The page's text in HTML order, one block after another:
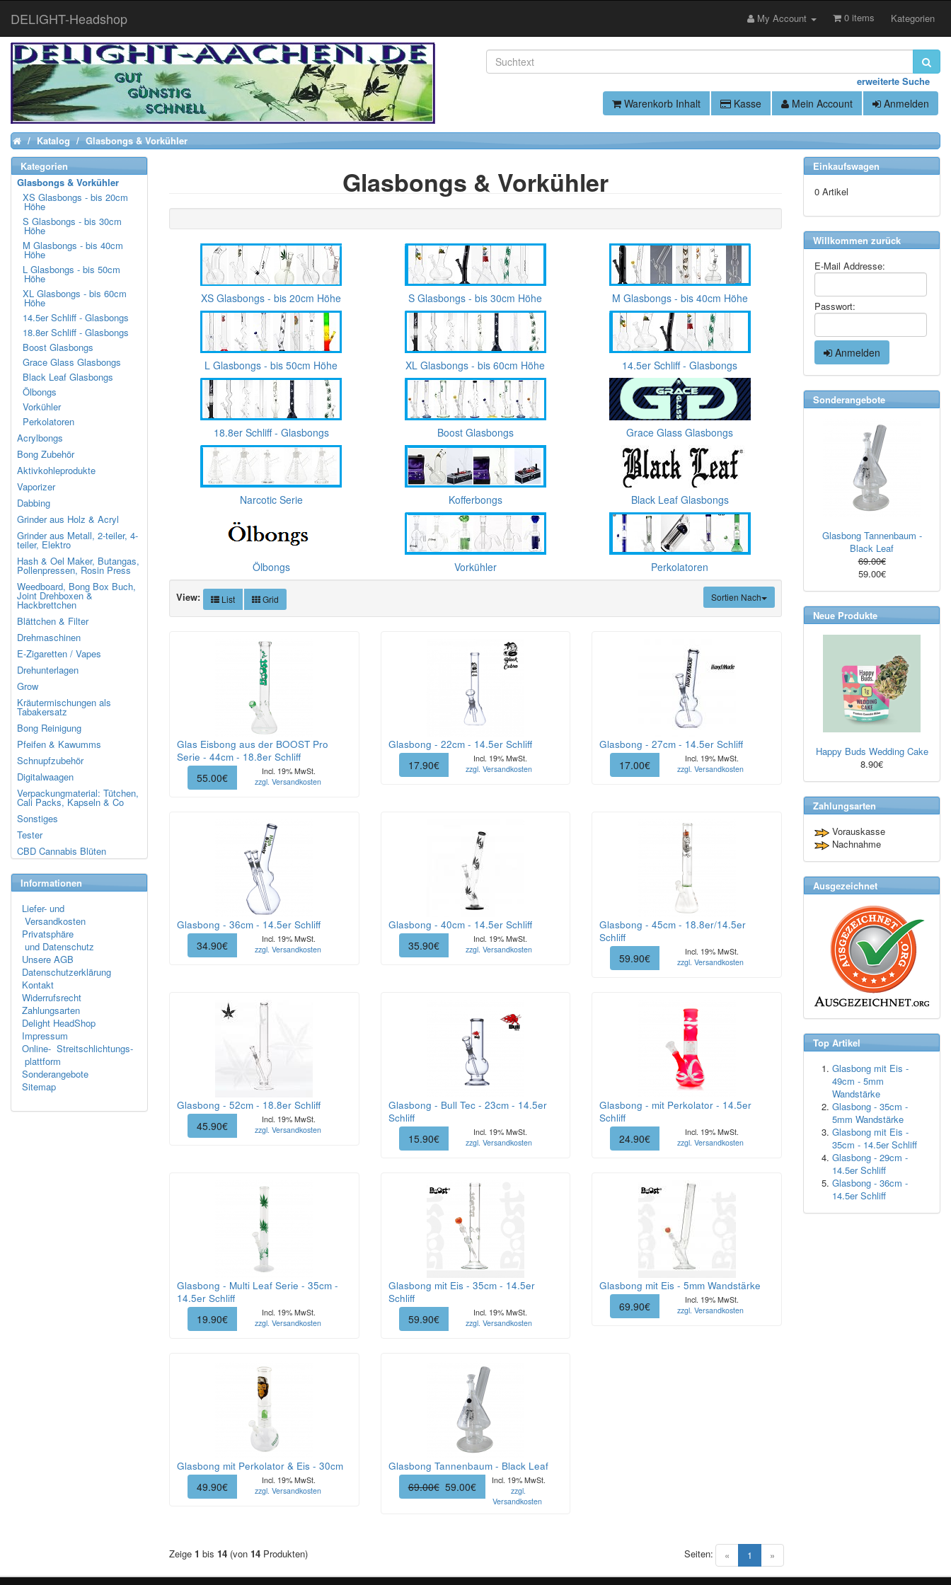
erweiterte Suche
Warenkorb Inhalt Kasse Mein Account Anmelden
HomeKatalog Glasbongs & Vorkühler
Glasbongs & Vorkühler
XS Glasbongs - bis 20cm Höhe S Glasbongs - bis 30cm Höhe M Glasbongs - bis 40cm Höhe
L Glasbongs - bis 50cm Höhe XL Glasbongs - bis 60cm Höhe 14.5er Schliff - Glasbongs
18.8er Schliff - Glasbongs Boost Glasbongs Grace Glass Glasbongs
Narcotic Serie Kofferbongs Black Leaf Glasbongs
Ölbongs Vorkühler Perkolatoren
Sortien Nach
View: List Grid
Glas Eisbong aus der BOOST Pro
Serie - 44cm - 18.8er Schliff
55.00€
Incl. 19% MwSt.
zzgl. Versandkosten
Glasbong - 22cm - 14.5er Schliff
17.90€
Incl. 19% MwSt.
zzgl. Versandkosten
Glasbong - 27cm - 14.5er Schliff
17.00€
Incl. 19% MwSt.
zzgl. Versandkosten
Glasbong - 36cm - 14.5er Schliff
34.90€
Incl. 19% MwSt.
zzgl. Versandkosten
Glasbong - 40cm - 14.5er Schliff
35.90€
Incl. 19% MwSt.
zzgl. Versandkosten
Glasbong - 45cm - 18.8er/14.5er
Schliff
59.90€
Incl. 19% MwSt.
zzgl. Versandkosten
Glasbong - 52cm - 18.8er Schliff
45.90€
Incl. 19% MwSt.
zzgl. Versandkosten
Glasbong - Bull Tec - 23cm - 14.5er
Schliff
15.90€
Incl. 19% MwSt.
zzgl. Versandkosten
Glasbong - mit Perkolator - 14.5er
Schliff
24.90€
Incl. 19% MwSt.
zzgl. Versandkosten
Glasbong - Multi Leaf Serie - 35cm -
14.5er Schliff
19.90€
Incl. 19% MwSt.
zzgl. Versandkosten
Glasbong mit Eis - 35cm - 14.5er
Schliff
59.90€
Incl. 19% MwSt.
zzgl. Versandkosten
Glasbong mit Eis - 5mm Wandstärke
69.90€
Incl. 19% MwSt.
zzgl. Versandkosten
Glasbong mit Perkolator & Eis - 30cm
49.90€
Incl. 19% MwSt.
zzgl. Versandkosten
Glasbong Tannenbaum - Black Leaf
69.00€ 59.00€
Incl. 19% MwSt.
zzgl.
Versandkosten
Zeige 1 bis 14 (von 14 Produkten) « 1 (current)
»
Seiten:
Kategorien
Glasbongs & Vorkühler
XS Glasbongs - bis 20cm
Höhe
S Glasbongs - bis 30cm
Höhe
M Glasbongs - bis 40cm
Höhe
L Glasbongs - bis 50cm
Höhe
XL Glasbongs - bis 60cm
Höhe
14.5er Schliff - Glasbongs
18.8er Schliff - Glasbongs
Boost Glasbongs
Grace Glass Glasbongs
Black Leaf Glasbongs
Ölbongs
Vorkühler
Perkolatoren
Acrylbongs
Bong Zubehör
Aktivkohleprodukte
Vaporizer
Dabbing
Grinder aus Holz & Acryl
Grinder aus Metall, 2-teiler, 4-
teiler, Elektro
Hash & Oel Maker, Butangas,
Pollenpressen, Rosin Press
Weedboard, Bong Box Buch,
Joint Drehboxen &
Hackbrettchen
Blättchen & Filter
Drehmaschinen
E-Zigaretten / Vapes
Drehunterlagen
Grow
Kräutermischungen als
Tabakersatz
Bong Reinigung
Pfeifen & Kawumms
Schnupfzubehör
Digitalwaagen
Verpackungmaterial: Tütchen,
Cali Packs, Kapseln & Co
Sonstiges
Tester
CBD Cannabis Blüten
Informationen
Liefer- und
Versandkosten
Privatsphäre
und Datenschutz
Unsere AGB
Datenschutzerklärung
Kontakt
Widerrufsrecht
Zahlungsarten
Delight HeadShop
Impressum
Online- Streitschlichtungs-
plattform
Sonderangebote
Sitemap
Einkaufswagen
0 Artikel
Willkommen zurück
E-Mail Addresse:
Passwort:
Anmelden
Sonderangebote
Glasbong Tannenbaum -
Black Leaf
69.00€
59.00€
Neue Produkte
Happy Buds Wedding Cake
8.90€
Zahlungsarten
Vorauskasse
Nachnahme
Ausgezeichnet
Top Artikel
Glasbong mit Eis -
49cm - 5mm
Wandstärke
Glasbong - 35cm -
5mm Wandstärke
Glasbong mit Eis -
35cm - 14.5er Schliff
Glasbong - 29cm -
14.5er Schliff
Glasbong - 36cm -
14.5er Schliff
DELIGHT-Headshop My Account 0 items Kategorien